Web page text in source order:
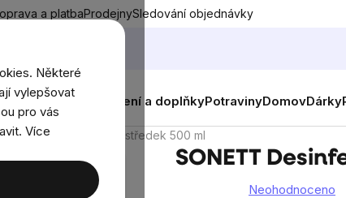
Některé
vylepšovat
pro vás
Více
a platbaProdejnySledování objednávky
MužiŽenyDěti Oblečení a doplňkyPotravinyDomovDárky
Desinfekční prostředek 500 ml
SONETT
Neohodnoceno